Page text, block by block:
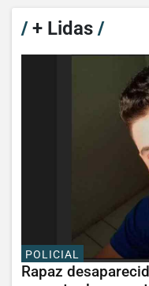
/+ Lidas /
POLICIAL
Rapaz